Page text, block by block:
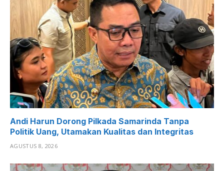
Andi Harun Dorong Pilkada Samarinda Tanpa
Politik Uang, Utamakan Kualitas dan Integritas
AGUSTUS 8, 2026